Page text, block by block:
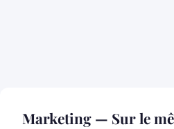
Marketing — Sur le